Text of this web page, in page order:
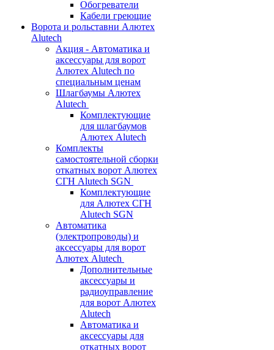
Обогреватели
Кабели греющие
Ворота и рольставни Алютех
Alutech
Акция - Автоматика и
аксессуары для ворот
Алютех Alutech по
специальным ценам
Шлагбаумы Алютех
Alutech
Комплектующие
для шлагбаумов
Алютех Alutech
Комплекты
самостоятельной сборки
откатных ворот Алютех
СГН Alutech SGN
Комплектующие
для Алютех СГН
Alutech SGN
Автоматика
(электропроводы) и
аксессуары для ворот
Алютех Alutech
Дополнительные
аксессуары и
радиоуправление
для ворот Алютех
Alutech
Автоматика и
аксессуары для
откатных ворот